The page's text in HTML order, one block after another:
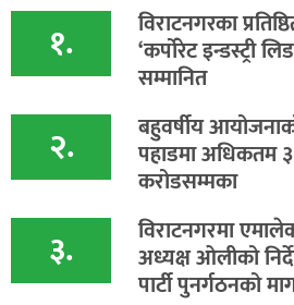
१. विराटनगरका
‘कर्पोरेट इन्डस्ट्री
सम्मानित
२. बहुवर्षीय
पहाडमा अधिकतम
करोडसम्मका
३. विराटनगरमा
अध्यक्ष ओलीको
पार्टी पुनर्गठनको